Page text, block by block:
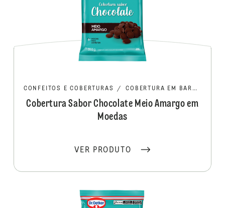
CONFEITOS E COBERTURAS / COBERTURA EM BARRA/MOEDA
Cobertura Sabor Chocolate Meio Amargo em
Moedas
VER PRODUTO